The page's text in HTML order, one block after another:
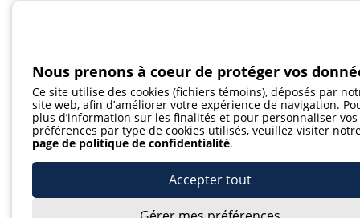
Nous prenons à coeur de protéger vos
Ce site utilise des cookies (fichiers témoins), déposés par
site web, afin d’améliorer votre expérience de navigation.
plus d’information sur les finalités et pour personnaliser vos
préférences par type de cookies utilisés, veuillez visiter
page de politique de confidentialité.
Accepter tout